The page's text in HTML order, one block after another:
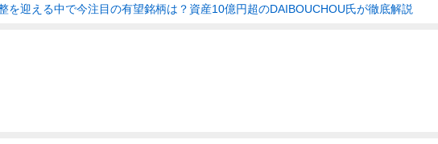
を迎える中で今注目の有望銘柄は？資産10億円超のDAIBOUCHOU氏が徹底解説